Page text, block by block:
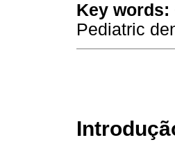
Key words:
Pediatric